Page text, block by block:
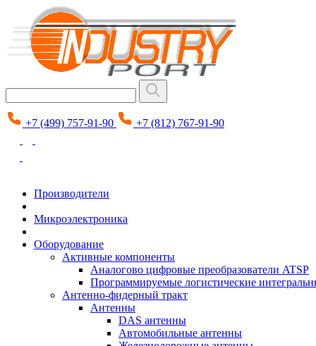
+7 (499) 757-91-90 +7 (812) 767-91-90
Производители
Микроэлектроника
Оборудование
Активные компоненты
Аналогово цифровые преобразователи ATSP
Программируемые логистические
Антенно-фидерный тракт
Антенны
DAS антенны
Автомобильные антенны